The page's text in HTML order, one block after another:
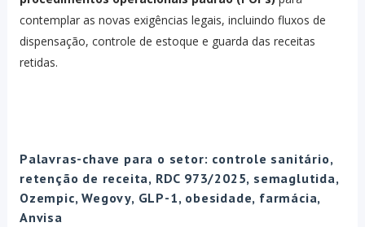
contemplar as novas exigências legais, incluindo fluxos de
dispensação, controle de estoque e guarda das receitas
retidas.
Palavras-chave para o setor: controle sanitário,
retenção de receita, RDC 973/2025, semaglutida,
Ozempic, Wegovy, GLP-1, obesidade, farmácia,
Anvisa